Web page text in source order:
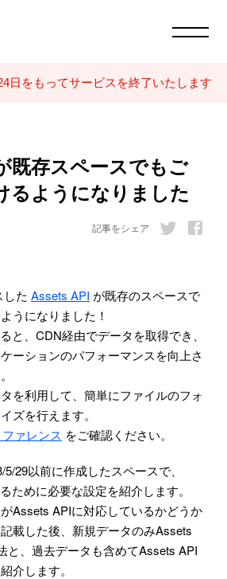
日をもってサービスを終了いたします
既存スペースでもご
るようになりました
記事をシェア
た Assets API が既存のスペースで
うになりました！
と、CDN経由でデータを取得でき、
ーションのパフォーマンスを向上さ
を利用して、簡単にファイルのフォ
ズを行えます。
ファレンス をご確認ください。
29以前に作成したスペースで、
ために必要な設定を紹介します。
Assets APIに対応しているかどうか
載した後、新規データのみAssets
と、過去データも含めてAssets API
介します。